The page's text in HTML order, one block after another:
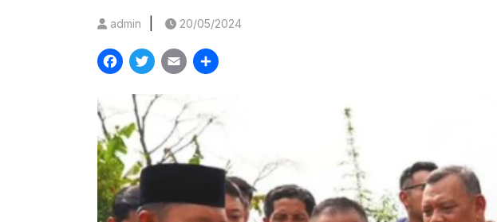
admin 20/05/2024
Facebook
Twitter
Email